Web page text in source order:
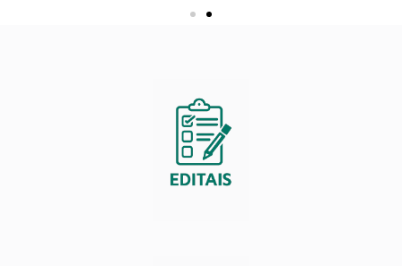
Conheça o Passo a Passo para se inscrever nos
Editais PIBIC, PIBIC-AF e PIBITI 26/27